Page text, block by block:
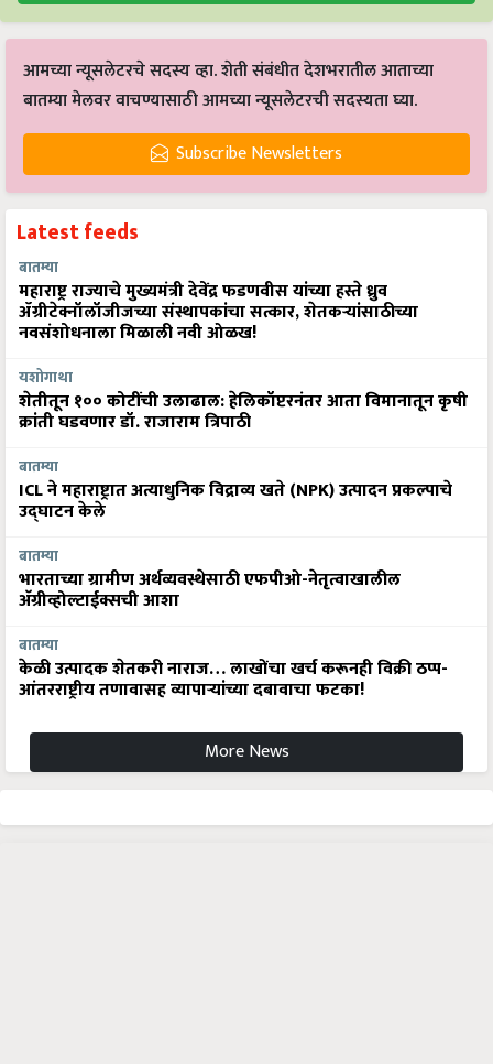
आमच्या न्यूसलेटरचे सदस्य व्हा. शेती संबंधीत देशभरातील आताच्या
बातम्या मेलवर वाचण्यासाठी आमच्या न्यूसलेटरची सदस्यता घ्या.
Subscribe Newsletters
बातम्या
महाराष्ट्र राज्याचे मुख्यमंत्री देवेंद्र फडणवीस यांच्या हस्ते ध्रुव
ॲग्रीटेक्नॉलॉजीजच्या संस्थापकांचा सत्कार, शेतकऱ्यांसाठीच्या
नवसंशोधनाला मिळाली नवी ओळख!
शेतीतून १०० कोटींची उलाढाल: हेलिकॉप्टरनंतर आता विमानातून कृषी
क्रांती घडवणार डॉ. राजाराम त्रिपाठी
ICL ने महाराष्ट्रात अत्याधुनिक विद्राव्य खते (NPK) उत्पादन प्रकल्पाचे
उद्घाटन केले
भारताच्या ग्रामीण अर्थव्यवस्थेसाठी एफपीओ-नेतृत्वाखालील
अ‍ॅग्रीव्होल्टाईक्सची आशा
केळी उत्पादक शेतकरी नाराज… लाखोंचा खर्च करूनही विक्री ठप्प-
आंतरराष्ट्रीय तणावासह व्यापाऱ्यांच्या दबावाचा फटका!
More News